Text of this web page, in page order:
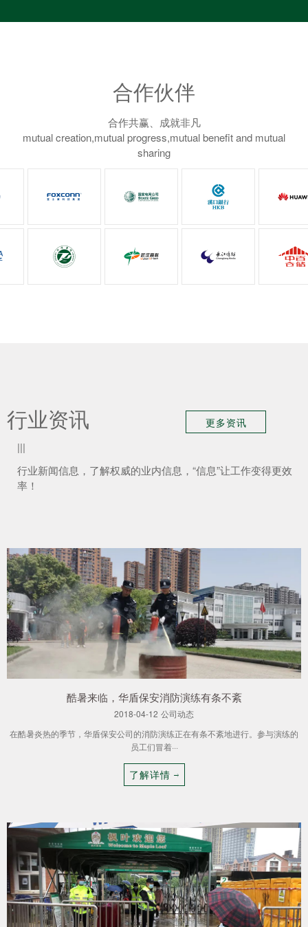
合作伙伴
合作共赢、成就非凡
mutual creation,mutual progress,mutual benefit and mutual
sharing
行业资讯
|||
行业新闻信息，了解权威的业内信息，“信息”让工作变得更效
率！
更多资讯
酷暑来临，华盾保安消防演练有条不紊
2018-04-12 公司动态
在酷暑炎热的季节，华盾保安公司的消防演练正在有条不紊地进行。参与演练的
员工们冒着···
了解详情